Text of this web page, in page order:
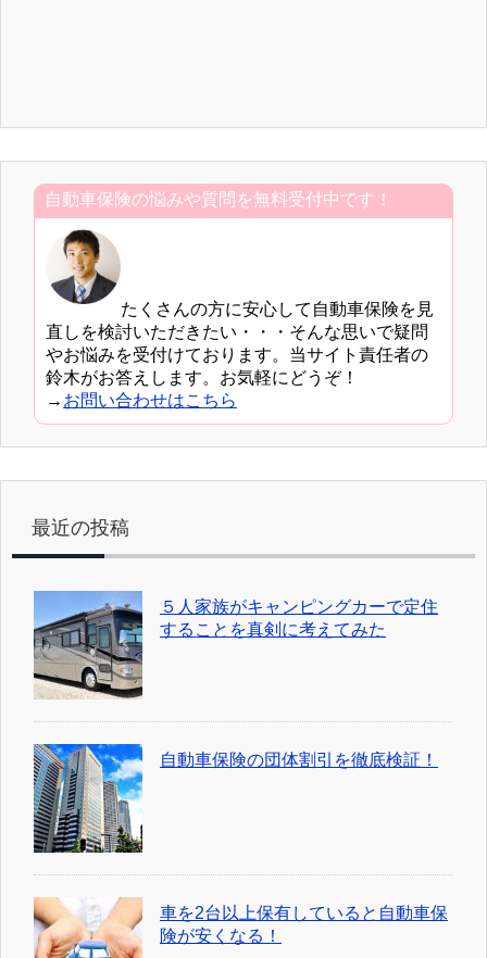
自動車保険の悩みや質問を無料受付中です！
たくさんの方に安心して自動車保険を見
直しを検討いただきたい・・・そんな思いで疑問
やお悩みを受付けております。当サイト責任者の
鈴木がお答えします。お気軽にどうぞ！
→ お問い合わせはこちら
最近の投稿
５人家族がキャンピングカーで定住
することを真剣に考えてみた
自動車保険の団体割引を徹底検証！
車を2台以上保有していると自動車保
険が安くなる！